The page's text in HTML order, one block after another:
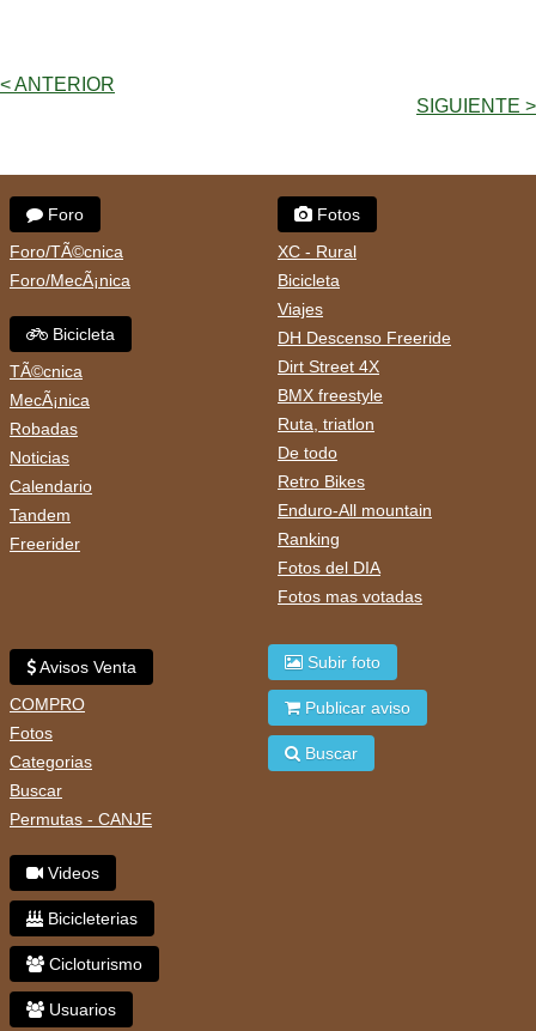
< ANTERIOR
SIGUIENTE >
Foro
Foro/TÃ©cnica
Foro/MecÃ¡nica
Bicicleta
TÃ©cnica
MecÃ¡nica
Robadas
Noticias
Calendario
Tandem
Freerider
Fotos
XC - Rural
Bicicleta
Viajes
DH Descenso Freeride
Dirt Street 4X
BMX freestyle
Ruta, triatlon
De todo
Retro Bikes
Enduro-All mountain
Ranking
Fotos del DIA
Fotos mas votadas
Avisos Venta
COMPRO
Fotos
Categorias
Buscar
Permutas - CANJE
Videos
Bicicleterias
Cicloturismo
Usuarios
Subir foto
Publicar aviso
Buscar